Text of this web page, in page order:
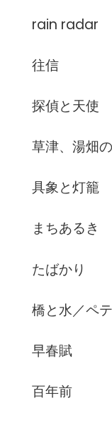
rain radar
往信
探偵と天使
草津、湯畑
具象と灯籠
まちあるき
たばかり
橋と水／ペ
早春賦
百年前